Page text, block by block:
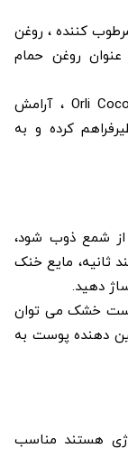
کننده ، روغن
روغن حمام
شمع های ماساژ اورلی کاکائو Orli Cocoa Bean 60g ، آرامش
کرده و به
از شمع ذوب شود،
ثانیه، مایع خنک
دهید.
خشک می توان
دهنده پوست به
هستند مناسب